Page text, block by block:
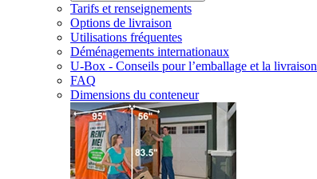
Tarifs et renseignements
Options de livraison
Utilisations fréquentes
Déménagements internationaux
U-Box - Conseils pour l’emballage et la livraison
FAQ
Dimensions du conteneur